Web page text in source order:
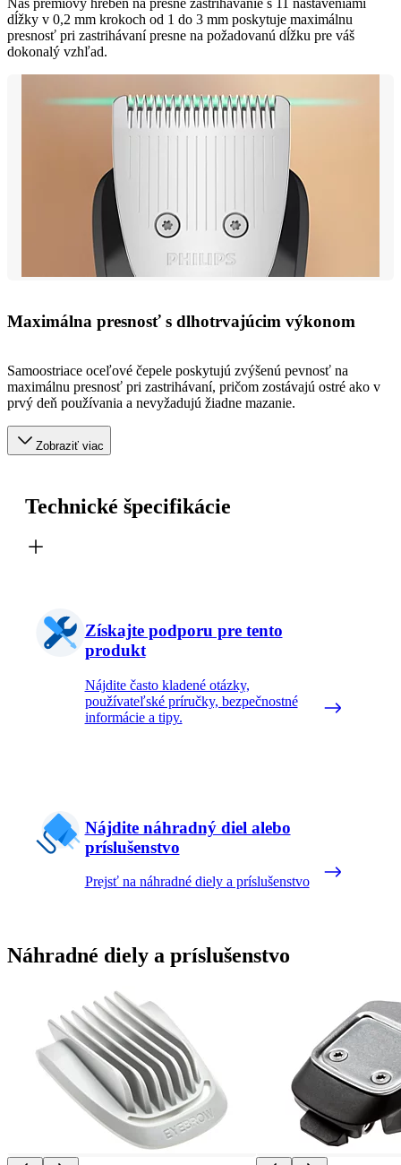
Náš prémiový hrebeň na presné zastrihávanie s 11 nastaveniami
dĺžky v 0,2 mm krokoch od 1 do 3 mm poskytuje maximálnu
presnosť pri zastrihávaní presne na požadovanú dĺžku pre váš
dokonalý vzhľad.
Maximálna presnosť s dlhotrvajúcim výkonom
Samoostriace oceľové čepele poskytujú zvýšenú pevnosť na
maximálnu presnosť pri zastrihávaní, pričom zostávajú ostré ako v
prvý deň používania a nevyžadujú žiadne mazanie.
Zobraziť viac
Technické špecifikácie
Získajte podporu pre tento
produkt
Nájdite často kladené otázky,
používateľské príručky, bezpečnostné
informácie a tipy.
Nájdite náhradný diel alebo
príslušenstvo
Prejsť na náhradné diely a príslušenstvo
Náhradné diely a príslušenstvo